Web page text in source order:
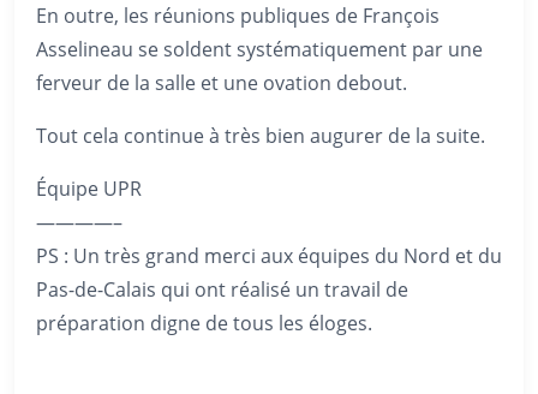
En outre, les réunions publiques de François
Asselineau se soldent systématiquement par une
ferveur de la salle et une ovation debout.
Tout cela continue à très bien augurer de la suite.
Équipe UPR
————–
PS : Un très grand merci aux équipes du Nord et du
Pas-de-Calais qui ont réalisé un travail de
préparation digne de tous les éloges.